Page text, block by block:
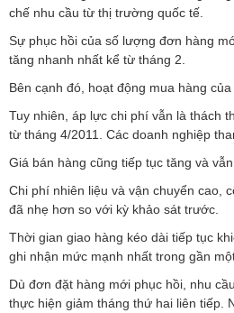
chế nhu cầu từ thị trường quốc tế.
Sự phục hồi của số lượng đơn hàng
tăng nhanh nhất kể từ tháng 2.
Bên cạnh đó, hoạt động mua hàng
Tuy nhiên, áp lực chi phí vẫn là thách
từ tháng 4/2011. Các doanh nghiệp
Giá bán hàng cũng tiếp tục tăng và
Chi phí nhiên liệu và vận chuyển cao,
đã nhẹ hơn so với kỳ khảo sát trước.
Thời gian giao hàng kéo dài tiếp tục
ghi nhận mức mạnh nhất trong gần
Dù đơn đặt hàng mới phục hồi, nhu
thực hiện giảm tháng thứ hai liên tiếp.